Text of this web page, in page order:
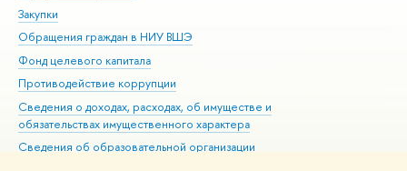
Закупки
Обращения граждан в НИУ ВШЭ
Фонд целевого капитала
Противодействие коррупции
Сведения о доходах, расходах, об имуществе и
обязательствах имущественного характера
Сведения об образовательной организации